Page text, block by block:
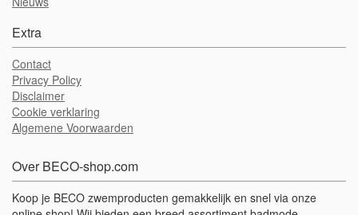
Extra
Contact
Privacy Policy
Disclaimer
Cookie verklaring
Algemene Voorwaarden
Over BECO-shop.com
Koop je BECO zwemproducten gemakkelijk en snel via onze